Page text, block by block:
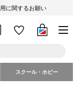
に関するお願い
スクール・ホビー